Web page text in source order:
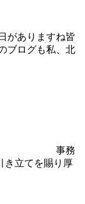
がありますね皆
ブログも私、北
き立てを賜り厚